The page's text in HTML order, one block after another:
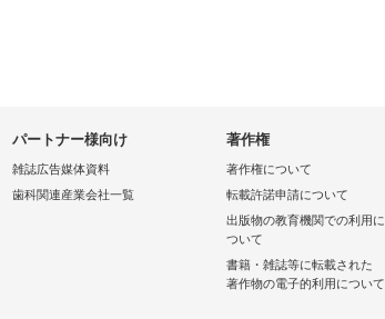
パートナー様向け
雑誌広告媒体資料
歯科関連産業会社一覧
著作権
著作権について
転載許諾申請について
出版物の教育機関での利用に
ついて
書籍・雑誌等に転載された
著作物の電子的利用について